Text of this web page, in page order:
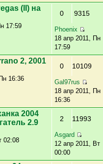
(II) на
17:59
0 9315
Phoenix
18 апр 2011, Пн
17:59
2, 2001
16:36
0 10109
Gal97rus
18 апр 2011, Пн
16:36
2004
2.9
02:08
2 11993
Asgard
12 апр 2011, Вт
00:00